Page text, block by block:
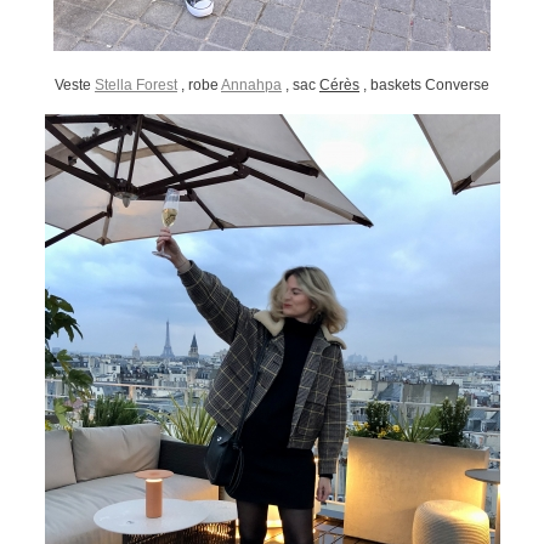
Veste Stella Forest, robe Annahpa , sac Cérès , baskets Converse